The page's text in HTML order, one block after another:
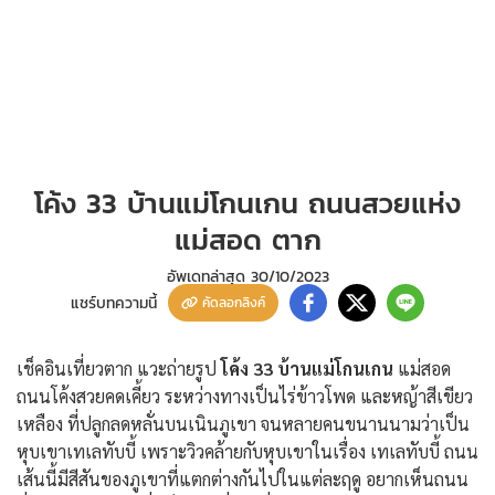
โค้ง 33 บ้านแม่โกนเกน ถนนสวยแห่ง
แม่สอด ตาก
อัพเดทล่าสุด 30/10/2023
แชร์บทความนี้
คัดลอกลิงค์
เช็คอินเที่ยวตาก แวะถ่ายรูป โค้ง 33 บ้านแม่โกนเกน แม่สอด
ถนนโค้งสวยคดเคี้ยว ระหว่างทางเป็นไร่ข้าวโพด และหญ้าสีเขียว
เหลือง ที่ปลูกลดหลั่นบนเนินภูเขา จนหลายคนขนานนามว่าเป็น
หุบเขาเทเลทับบี้ เพราะวิวคล้ายกับหุบเขาในเรื่อง เทเลทับบี้ ถนน
เส้นนี้มีสีสันของภูเขาที่แตกต่างกันไปในแต่ละฤดู อยากเห็นถนน